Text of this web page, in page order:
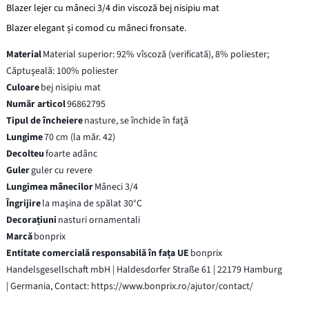
Blazer lejer cu mâneci 3/4 din viscoză bej nisipiu mat
Blazer elegant și comod cu mâneci fronsate.
MaterialMaterial superior: 92% vîscoză (verificată), 8% poliester;
Căptuşeală: 100% poliester
Culoarebej nisipiu mat
Număr articol96862795
Tipul de încheierenasture, se închide în faţă
Lungime70 cm (la măr. 42)
Decolteufoarte adânc
Gulerguler cu revere
Lungimea mânecilorMâneci 3/4
Îngrijirela maşina de spălat 30°C
Decorațiuni nasturi ornamentali
Marcăbonprix
Entitate comercială responsabilă în fața UE bonprix
Handelsgesellschaft mbH | Haldesdorfer Straße 61 | 22179 Hamburg
| Germania, Contact: https://www.bonprix.ro/ajutor/contact/